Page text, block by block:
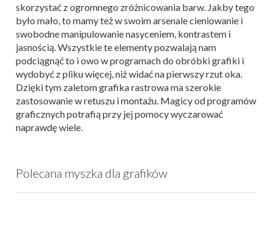
skorzystać z ogromnego zróżnicowania barw. Jakby tego
było mało, to mamy też w swoim arsenale cieniowanie i
swobodne manipulowanie nasyceniem, kontrastem i
jasnością. Wszystkie te elementy pozwalają nam
podciągnąć to i owo w programach do obróbki grafiki i
wydobyć z pliku więcej, niż widać na pierwszy rzut oka.
Dzięki tym zaletom grafika rastrowa ma szerokie
zastosowanie w retuszu i montażu. Magicy od programów
graficznych potrafią przy jej pomocy wyczarować
naprawdę wiele.
Polecana myszka dla grafików